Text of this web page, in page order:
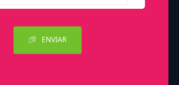
ENVIAR